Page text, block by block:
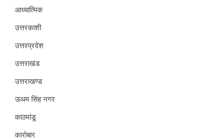
आध्यात्मिक
उत्तरकाशी
उत्तरप्रदेश
उत्तराखंड
उत्तराखण्ड
ऊधम सिंह नगर
काठमांडू
कारोबार